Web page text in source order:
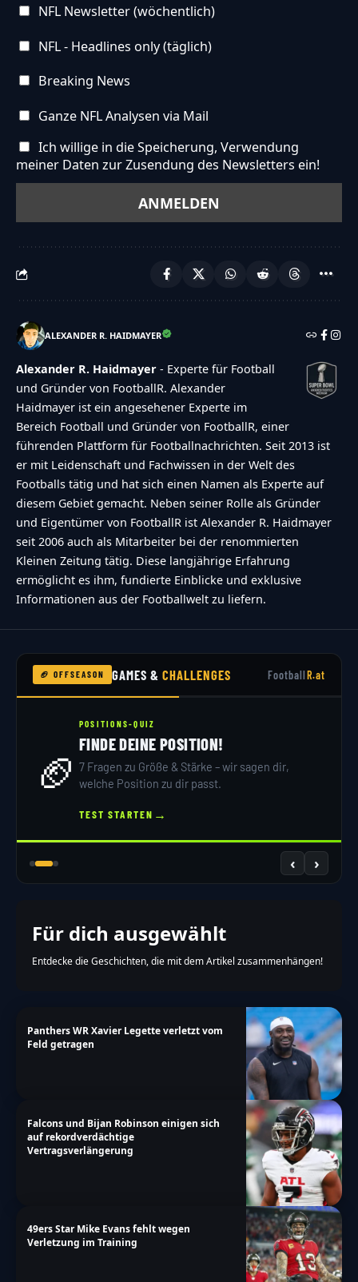
NFL Newsletter (wöchentlich)
NFL - Headlines only (täglich)
Breaking News
Ganze NFL Analysen via Mail
Ich willige in die Speicherung, Verwendung
meiner Daten zur Zusendung des Newsletters ein!
ALEXANDER R. HAIDMAYER
Alexander R. Haidmayer - Experte für Football
und Gründer von FootballR. Alexander
Haidmayer ist ein angesehener Experte im
Bereich Football und Gründer von FootballR, einer
führenden Plattform für Footballnachrichten. Seit 2013 ist
er mit Leidenschaft und Fachwissen in der Welt des
Footballs tätig und hat sich einen Namen als Experte auf
diesem Gebiet gemacht. Neben seiner Rolle als Gründer
und Eigentümer von FootballR ist Alexander R. Haidmayer
seit 2006 auch als Mitarbeiter bei der renommierten
Kleinen Zeitung tätig. Diese langjährige Erfahrung
ermöglicht es ihm, fundierte Einblicke und exklusive
Informationen aus der Footballwelt zu liefern.
🏈 OFFSEASON GAMES &CHALLENGES FootballR.at
🏈
POSITIONS-QUIZ
FINDE DEINE POSITION!
7 Fragen zu Größe & Stärke – wir sagen dir,
welche Position zu dir passt.
TEST STARTEN →
‹ ›
Für dich ausgewählt
Entdecke die Geschichten, die mit dem Artikel zusammenhängen!
Panthers WR Xavier Legette verletzt vom
Feld getragen
Falcons und Bijan Robinson einigen sich
auf rekordverdächtige
Vertragsverlängerung
49ers Star Mike Evans fehlt wegen
Verletzung im Training